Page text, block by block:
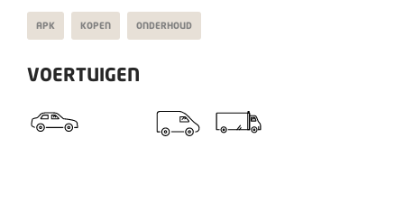
APK KOPEN ONDERHOUD
VOERTUIGEN